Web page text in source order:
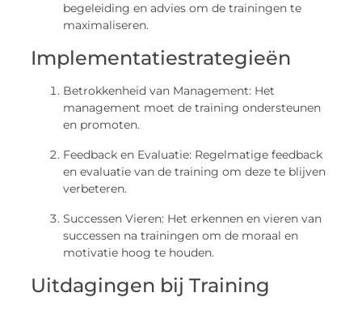
begeleiding en advies om de trainingen te
maximaliseren.
Implementatiestrategieën
Betrokkenheid van Management: Het
management moet de training ondersteunen
en promoten.
Feedback en Evaluatie: Regelmatige feedback
en evaluatie van de training om deze te blijven
verbeteren.
Successen Vieren: Het erkennen en vieren van
successen na trainingen om de moraal en
motivatie hoog te houden.
Uitdagingen bij Training